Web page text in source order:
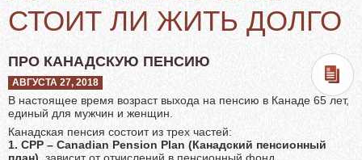
СТОИТ ЛИ ЖИТЬ ДОЛГО
ПРО КАНАДСКУЮ ПЕНСИЮ
АВГУСТА 27, 2018
В настоящее время возраст выхода на пенсию в Канаде 65 лет,
единый для мужчин и женщин.
Канадская пенсия состоит из трех частей:
1. CPP – Canadian Pension Plan (Канадский пенсионный